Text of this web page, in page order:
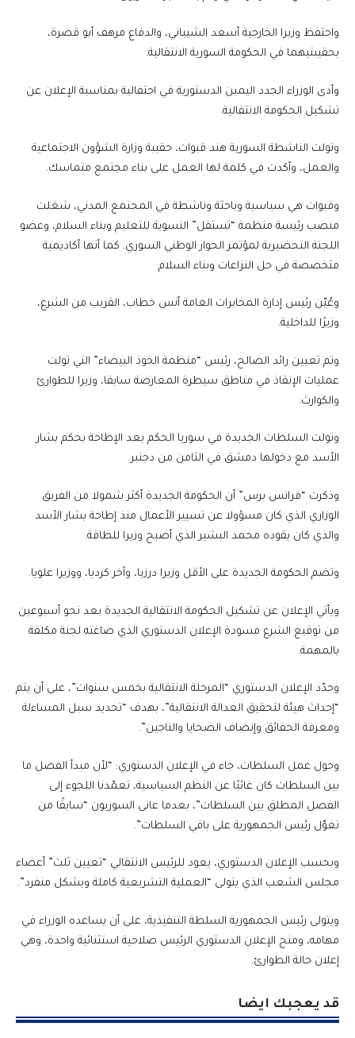
واحتفظ وزيرا الخارجية أسعد الشيباني، والدفاع مرهف أبو قصرة،
بحقيبتيهما في الحكومة السورية الانتقالية.
وأدى الوزراء الجدد اليمين الدستورية في احتفالية بمناسبة الإعلان عن
تشكيل الحكومة الانتقالية.
وتولت الناشطة السورية هند قبوات، حقيبة وزارة الشؤون الاجتماعية
والعمل، وأكدت في كلمة لها العمل على بناء مجتمع متماسك.
وقبوات هي سياسية وباحثة وناشطة في المجتمع المدني، شغلت
منصب رئيسة منظمة “تستقل” النسوية للتعليم وبناء السلام، وعضو
اللجنة التحضيرية لمؤتمر الحوار الوطني السوري. كما أنها أكاديمية
متخصصة في حل النزاعات وبناء السلام.
وعُيّن رئيس إدارة المخابرات العامة أنس خطاب، القريب من الشرع،
وزيرًا للداخلية.
وتم تعيين رائد الصالح، رئيس “منظمة الخوذ البيضاء” التي تولت
عمليات الإنقاذ في مناطق سيطرة المعارضة سابقا، وزيرا للطوارئ
والكوارث.
وتولت السلطات الجديدة في سوريا الحكم بعد الإطاحة بحكم بشار
الأسد مع دخولها دمشق في الثامن من دجنبر.
وذكرت “فرانس برس” أن الحكومة الجديدة أكثر شمولا من الفريق
الوزاري الذي كان مسؤولا عن تسيير الأعمال منذ إطاحة بشار الأسد
والذي كان يقوده محمد البشير الذي أصبح وزيرا للطاقة.
وتضم الحكومة الجديدة على الأقل وزيرا درزيا، وآخر كرديا، ووزيرا علويا.
ويأتي الإعلان عن تشكيل الحكومة الانتقالية الجديدة بعد نحو أسبوعين
من توقيع الشرع مسودة الإعلان الدستوري الذي صاغته لجنة مكلفة
بالمهمة.
وحدّد الإعلان الدستوري “المرحلة الانتقالية بخمس سنوات”، على أن يتم
“إحداث هيئة لتحقيق العدالة الانتقالية”، بهدف “تحديد سبل المساءلة
ومعرفة الحقائق وإنصاف الضحايا والناجين”.
وحول عمل السلطات، جاء في الإعلان الدستوري: “لأن مبدأ الفصل ما
بين السلطات كان غائبًا عن النظم السياسية، تعمّدنا اللجوء إلى
الفصل المطلق بين السلطات”، بعدما عانى السوريون “سابقًا من
تغوّل رئيس الجمهورية على باقي السلطات”.
وبحسب الإعلان الدستوري، يعود للرئيس الانتقالي “تعيين ثلث” أعضاء
مجلس الشعب الذي يتولى “العملية التشريعية كاملة وبشكل منفرد”.
ويتولى رئيس الجمهورية السلطة التنفيذية، على أن يساعده الوزراء في
مهامه، ومنح الإعلان الدستوري الرئيس صلاحية استثنائية واحدة، وهي
إعلان حالة الطوارئ.
قد يعجبك ايضا